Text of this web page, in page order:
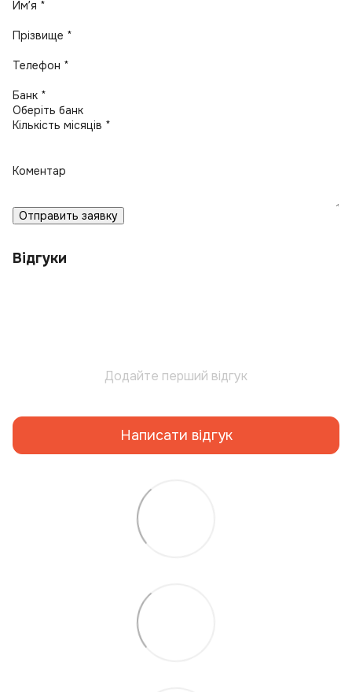
Имʼя *
Прізвище *
Телефон *
Банк *
Кількість місяців *
Коментар
Отправить заявку
Відгуки
Додайте перший відгук
Написати відгук